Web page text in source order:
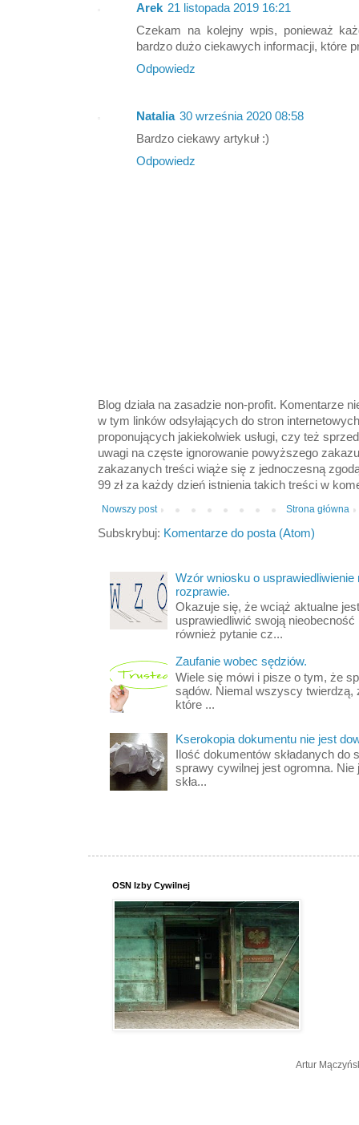
Arek 21 listopada 2019 16:21
Czekam na kolejny wpis, ponieważ
bardzo dużo ciekawych informacji, które
Odpowiedz
Natalia 30 września 2020 08:58
Bardzo ciekawy artykuł :)
Odpowiedz
Blog działa na zasadzie non-profit. Komentarze
w tym linków odsyłających do stron
proponujących jakiekolwiek usługi, czy też
uwagi na częste ignorowanie powyższego
zakazanych treści wiąże się z jednoczesną
99 zł za każdy dzień istnienia takich treści w
Nowszy post Strona główna
Subskrybuj: Komentarze do posta (Atom)
Wzór wniosku o
rozprawie.
Okazuje się, że wciąż aktualne
usprawiedliwić swoją nieobecność
również pytanie cz...
Zaufanie wobec sędziów.
Wiele się mówi i pisze o tym, że
sądów. Niemal wszyscy twierdzą,
które ...
Kserokopia dokumentu nie jest
Ilość dokumentów składanych
sprawy cywilnej jest ogromna.
skła...
OSN Izby Cywilnej
Artur